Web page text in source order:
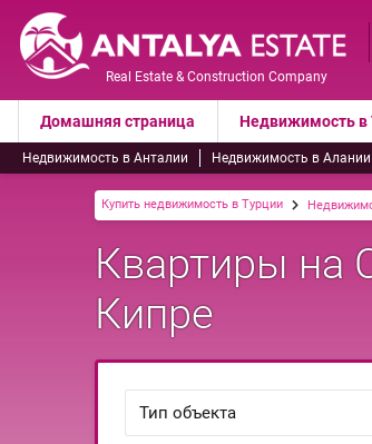
Real Estate & Construction Company
Домашняя страница Недвижимость в
Недвижимость в Анталии Недвижимость в Алании
Купить недвижимость в Турции
Квартиры на
Кипре